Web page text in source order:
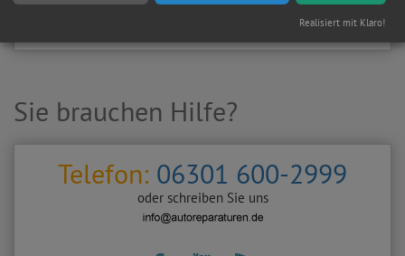
Werkstattanfrage stellen
Sie brauchen Hilfe?
Telefon: 06301 600-2999
oder schreiben Sie uns
Realisiert mit Klaro!